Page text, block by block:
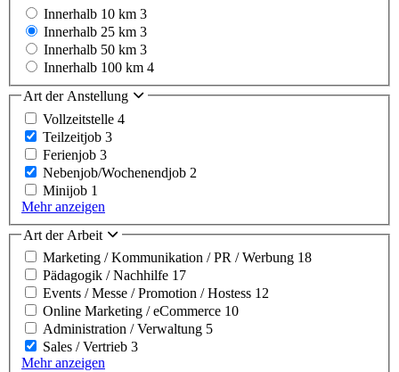
Innerhalb 10 km 3
Innerhalb 25 km 3
Innerhalb 50 km 3
Innerhalb 100 km 4
Art der Anstellung
Vollzeitstelle 4
Teilzeitjob 3
Ferienjob 3
Nebenjob/Wochenendjob 2
Minijob 1
Mehr anzeigen
Art der Arbeit
Marketing / Kommunikation / PR / Werbung 18
Pädagogik / Nachhilfe 17
Events / Messe / Promotion / Hostess 12
Online Marketing / eCommerce 10
Administration / Verwaltung 5
Sales / Vertrieb 3
Mehr anzeigen